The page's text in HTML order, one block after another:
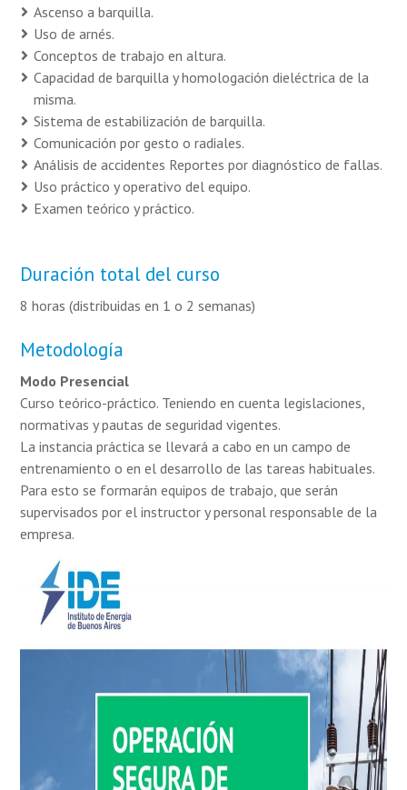
Ascenso a barquilla.
Uso de arnés.
Conceptos de trabajo en altura.
Capacidad de barquilla y homologación dieléctrica de la
misma.
Sistema de estabilización de barquilla.
Comunicación por gesto o radiales.
Análisis de accidentes Reportes por diagnóstico de fallas.
Uso práctico y operativo del equipo.
Examen teórico y práctico.
Duración total del curso
8 horas (distribuidas en 1 o 2 semanas)
Metodología
Modo Presencial
Curso teórico-práctico. Teniendo en cuenta legislaciones,
normativas y pautas de seguridad vigentes.
La instancia práctica se llevará a cabo en un campo de
entrenamiento o en el desarrollo de las tareas habituales.
Para esto se formarán equipos de trabajo, que serán
supervisados por el instructor y personal responsable de la
empresa.